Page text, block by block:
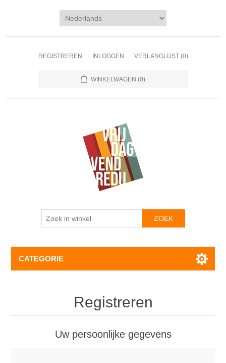
REGISTREREN INLOGGEN VERLANGLIJST (0)
WINKELWAGEN (0)
CATEGORIE
Registreren
Uw persoonlijke gegevens